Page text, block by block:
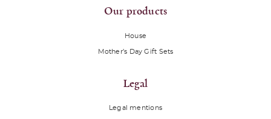
Our products
House
Mother’s Day Gift Sets
Legal
Legal mentions